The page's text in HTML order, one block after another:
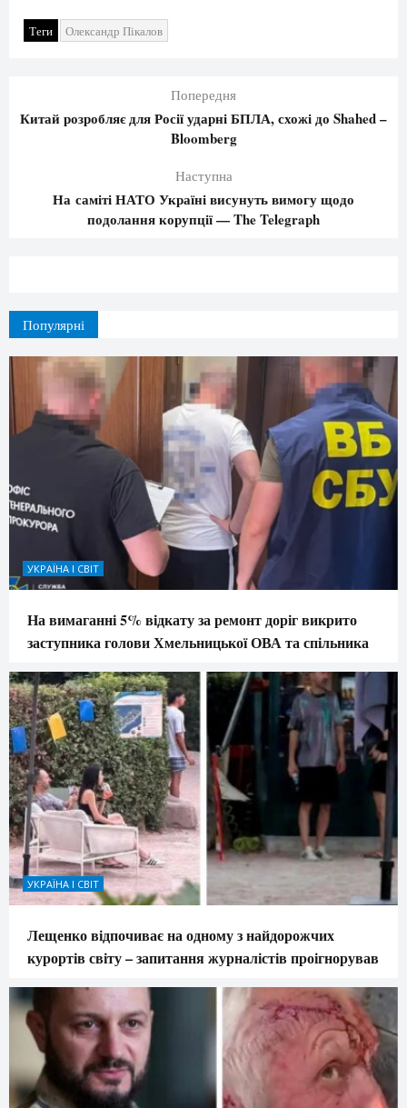
Теги Олександр Пікалов
Попередня
Китай розробляє для Росії ударні БПЛА, схожі до Shahed –
Bloomberg
Наступна
На саміті НАТО Україні висунуть вимогу щодо
подолання корупції — The Telegraph
Популярні
УКРАЇНА І СВІТ
На вимаганні 5% відкату за ремонт доріг викрито
заступника голови Хмельницької ОВА та спільника
УКРАЇНА І СВІТ
Лещенко відпочиває на одному з найдорожчих
курортів світу – запитання журналістів проігнорував